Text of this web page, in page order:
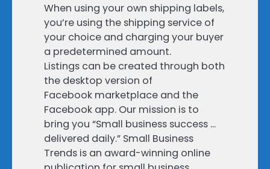
When using your own shipping labels,
you’re using the shipping service of
your choice and charging your buyer
a predetermined amount.
Listings can be created through both
the desktop version of
Facebook marketplace and the
Facebook app. Our mission is to
bring you “Small business success …
delivered daily.” Small Business
Trends is an award-winning online